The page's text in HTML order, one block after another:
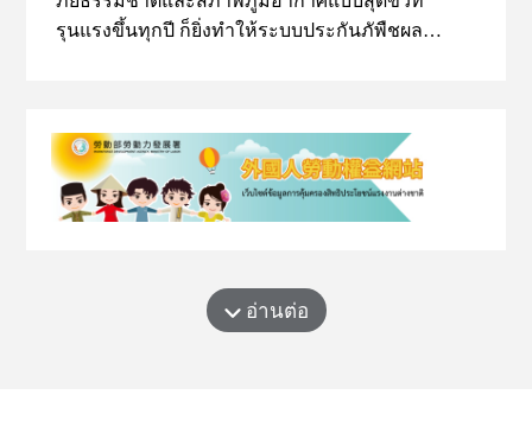
รุนแรงขึ้นทุกปี ก็ยิ่งทำให้ระบบประกันภัพืชผล
จากภาครัฐ แต่การพัฒนากรมธรรม์และการเพิ่ม
อัตราการเข้าร่วมของเกษตรกรยังเผชิญอุปสรรค
หลายด้าน โดยการพัฒนากรมธรรม์จะให้ความ
ใช้ประเมินความเสี่ยงและคำนวณเบี้ยประกันอย่าง
แม่นยำ ทั้งนี้ ขั้นตอนการอนุมัติยังต้องผ่านทั้ง
อ่านต่อ